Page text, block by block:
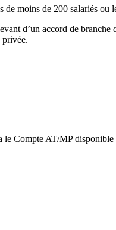
moins de 200 salariés ou
d’un accord de
Compte AT/MP disponible